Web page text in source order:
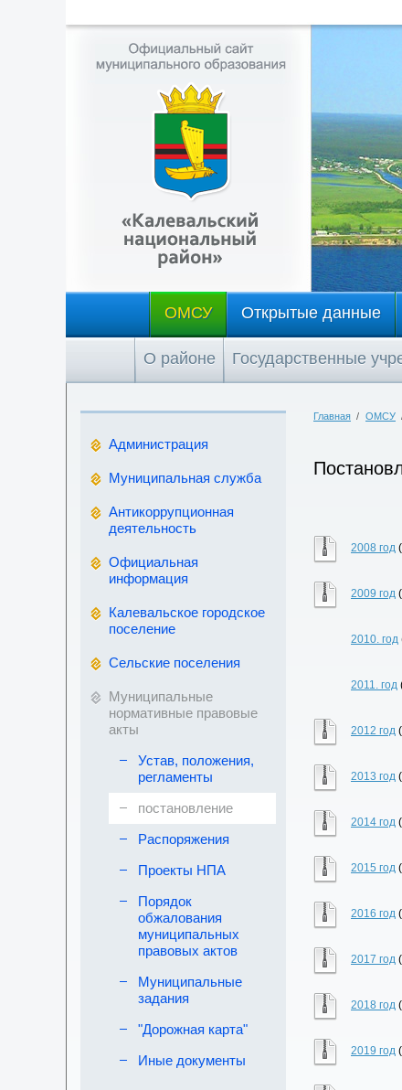
ОМСУ Открытые данные
О районе Государственные
Администрация
Муниципальная служба
Антикоррупционная
деятельность
Официальная
информация
Калевальское городское
поселение
Сельские поселения
Муниципальные
нормативные правовые
акты
Устав, положения,
регламенты
постановление
Распоряжения
Проекты НПА
Порядок
обжалования
муниципальных
правовых актов
Муниципальные
задания
"Дорожная карта"
Иные документы
Главная / ОМСУ
2008 год
2009 год
2010. год
2011. год
2012 год
2013 год
2014 год
2015 год
2016 год
2017 год
2018 год
2019 год